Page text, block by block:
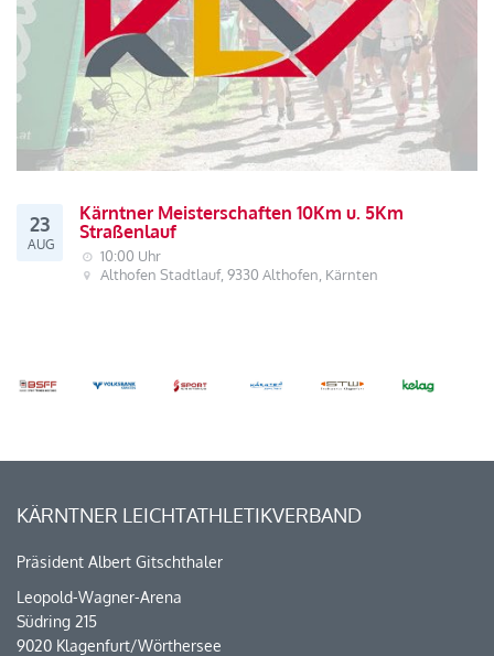
23
AUG
Kärntner Meisterschaften 10Km u. 5Km
Straßenlauf
10:00 Uhr
Althofen Stadtlauf, 9330 Althofen, Kärnten
KÄRNTNER LEICHTATHLETIKVERBAND
Präsident Albert Gitschthaler
Leopold-Wagner-Arena
Südring 215
9020 Klagenfurt/Wörthersee